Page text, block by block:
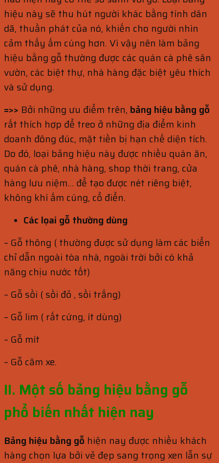
hiệu này sẽ thu hút người khác bằng tính dân
dã, thuần phát của nó, khiến cho người nhìn
cảm thấy ấm cúng hơn. Vì vậy nên làm bảng
hiệu bằng gỗ thường được các quán cà phê sân
vườn, các biệt thự, nhà hàng đặc biệt yêu thích
và sử dụng.
=>> Bởi những ưu điểm trên, bảng hiệu bằng gỗ
rất thích hợp để treo ở những địa điểm kinh
doanh đông đúc, mặt tiền bị hạn chế diện tích.
Do đó, loại bảng hiệu này được nhiều quán ăn,
quán cà phê, nhà hàng, shop thời trang, cửa
hàng lưu niệm… để tạo được nét riêng biệt,
không khí ấm cúng, cổ điển.
Các lọai gỗ thường dùng
– Gỗ thông ( thường được sử dụng làm các biển
chỉ dẫn ngoài tòa nhà, ngoài trời bởi có khả
năng chịu nước tốt)
– Gỗ sồi ( sồi đỏ , sồi trắng)
– Gỗ lim ( rất cứng, ít dùng)
– Gỗ mít
– Gỗ căm xe.
II. Một số bảng hiệu bằng gỗ
phổ biến nhất hiện nay
Bảng hiệu bằng gỗ hiện nay được nhiều khách
hàng chọn lựa bởi vẻ đẹp sang trọng xen lẫn sự